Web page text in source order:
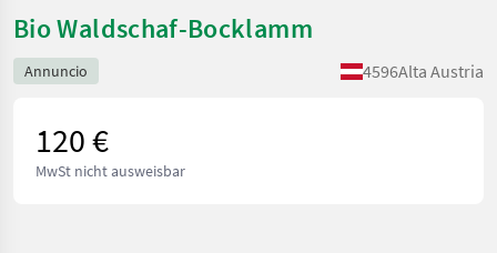
Bio Waldschaf-Bocklamm
Annuncio 4596Alta Austria
120 €
MwSt nicht ausweisbar